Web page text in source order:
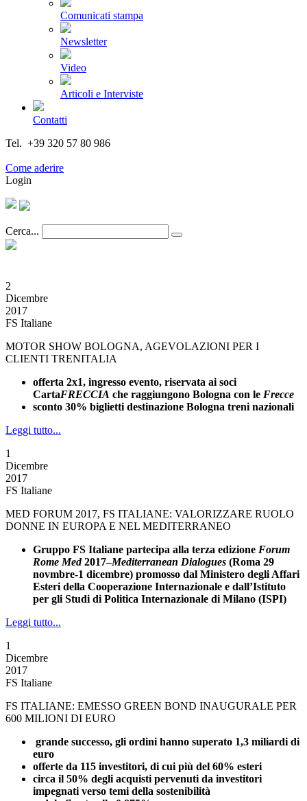
Comunicati stampa
Newsletter
Video
Articoli e Interviste
Contatti
Tel. +39 320 57 80 986
Come aderire
Login
Cerca...
2
Dicembre
2017
FS Italiane
MOTOR SHOW BOLOGNA, AGEVOLAZIONI PER I
CLIENTI TRENITALIA
offerta 2x1, ingresso evento, riservata ai soci
CartaFRECCIA che raggiungono Bologna con le Frecce
sconto 30% biglietti destinazione Bologna treni nazionali
Leggi tutto...
1
Dicembre
2017
FS Italiane
MED FORUM 2017, FS ITALIANE: VALORIZZARE RUOLO
DONNE IN EUROPA E NEL MEDITERRANEO
Gruppo FS Italiane partecipa alla terza edizione Forum
Rome Med2017–Mediterranean Dialogues (Roma 29
novmbre-1 dicembre) promosso dal Ministero degli Affari
Esteri della Cooperazione Internazionale e dall’Istituto
per gli Studi di Politica Internazionale di Milano (ISPI)
Leggi tutto...
1
Dicembre
2017
FS Italiane
FS ITALIANE: EMESSO GREEN BOND INAUGURALE PER
600 MILIONI DI EURO
grande successo, gli ordini hanno superato 1,3 miliardi di
euro
offerte da 115 investitori, di cui più del 60% esteri
circa il 50% degli acquisti pervenuti da investitori
impegnati verso temi della sostenibilità